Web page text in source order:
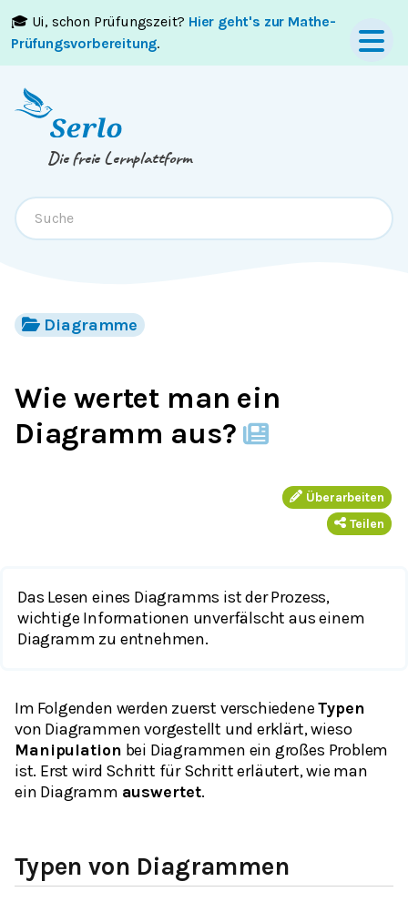
🎓 Ui, schon Prüfungszeit? Hier geht's zur Mathe-
Prüfungsvorbereitung.
Springe zumInhaltoderFooter
Die freie Lernplattform
Diagramme
Wie wertet man ein
Diagramm aus?
Überarbeiten
Teilen
Das Lesen eines Diagramms ist der Prozess,
wichtige Informationen unverfälscht aus einem
Diagramm zu entnehmen.
Im Folgenden werden zuerst verschiedeneTypen
von Diagrammen vorgestellt und erklärt, wieso
Manipulation bei Diagrammen ein großes Problem
ist. Erst wird Schritt für Schritt erläutert, wie man
ein Diagramm auswertet.
Typen von Diagrammen